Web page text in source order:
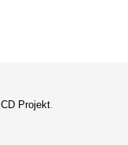
CD Projekt.